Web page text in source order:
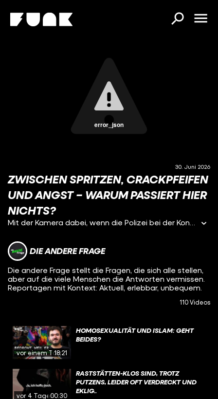
error_json
30. Juni 2026
ZWISCHEN SPRITZEN, CRACKPFEIFEN
UND ANGST – WARUM PASSIERT HIER
NICHTS?
Mit der Kamera dabei, wenn die Polizei bei der Kontrolle am Hauptbahnhof Dealer mit Drogen erwischt: In Köln und Düsseldorf gibt es viele Menschen, die auf der Straße und im Bahnhofsviertel Crack rauchen. Die Herausforderung ist groß: Wie sieht effektive Hilfe für Leute aus, die süchtig sind??
DIE ANDERE FRAGE
Die andere Frage stellt die Fragen, die sich alle stellen,
aber auf die viele Menschen die Antworten vermissen.
Reportagen mit Kontext: Aktuell, erlebbar, unbequem.
110 Videos
vor einem Tag18:21
HOMOSEXUALITÄT UND ISLAM: GEHT
BEIDES?
vor 4 Tagen00:30
RASTSTÄTTEN-KLOS SIND, TROTZ
PUTZENS, LEIDER OFT VERDRECKT UND
EKLIG..